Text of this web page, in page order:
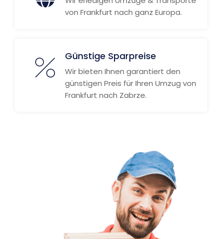
von Frankfurt nach ganz Europa.
Günstige Sparpreise
Wir bieten Ihnen garantiert den
günstigen Preis für Ihren Umzug von
Frankfurt nach Zabrze.